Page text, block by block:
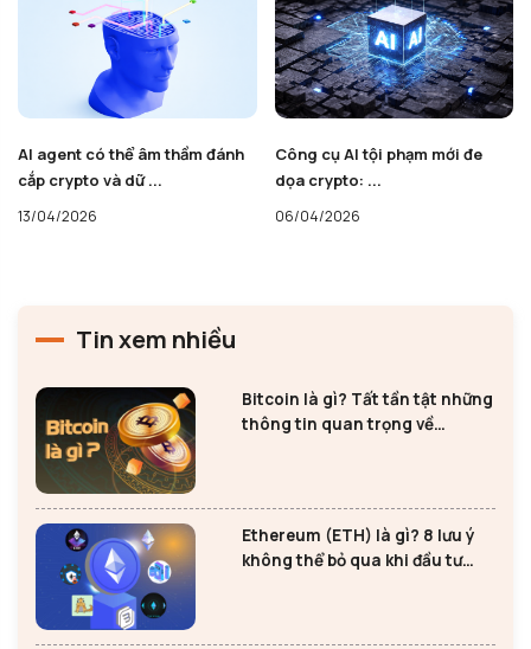
AI agent có thể âm thầm đánh
cắp crypto và dữ ...
13/04/2026
Công cụ AI tội phạm mới đe
dọa crypto: ...
06/04/2026
Tin xem nhiều
Bitcoin là gì? Tất tần tật những
thông tin quan trọng về
Ethereum (ETH) là gì? 8 lưu ý
không thể bỏ qua khi đầu tư